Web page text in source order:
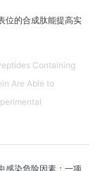
位的合成肽能提高实
Containing
Are Able to
感染危险因素：一项